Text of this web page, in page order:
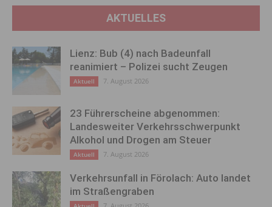
AKTUELLES
Lienz: Bub (4) nach Badeunfall
reanimiert – Polizei sucht Zeugen
Aktuell 7. August 2026
23 Führerscheine abgenommen:
Landesweiter Verkehrsschwerpunkt
Alkohol und Drogen am Steuer
Aktuell 7. August 2026
Verkehrsunfall in Förolach: Auto landet
im Straßengraben